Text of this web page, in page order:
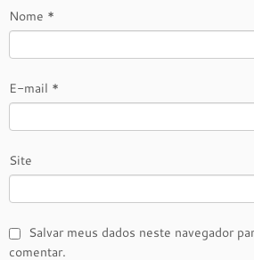
Nome *
E-mail *
Site
Salvar meus dados neste navegador
comentar.